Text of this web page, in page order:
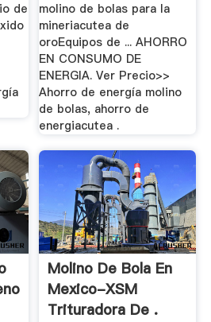
de
molino de bolas para la
mineriacutea de
oroEquipos de ... AHORRO
EN CONSUMO DE
ENERGIA. Ver Precio>>
Ahorro de energía molino
de bolas, ahorro de
energiacutea .
Molino De Bola En
Mexico-XSM
Trituradora De .